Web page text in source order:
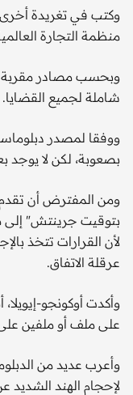
وكتب في تغريدة
منظمة التجارة
وبحسب مصادر مقربة
شاملة لجميع القضايا.
ووفقا لمصدر
بصعوبة، لكن لا
بتوقيت جرينتش" إلى
لأن القرارات تتخذ
عرقلة الاتفاق.
وأكدت أوكونجو-
على ملف أو ملفين على
وأعرب عديد من
لإحجام الهند